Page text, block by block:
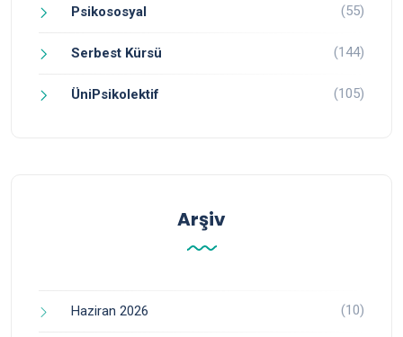
Psikososyal (55)
Serbest Kürsü (144)
ÜniPsikolektif (105)
Arşiv
Haziran 2026 (10)